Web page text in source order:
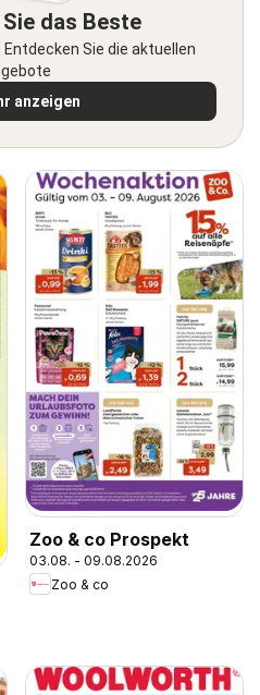
das Beste
Sie die aktuellen
anzeigen
Zoo & co Prospekt
03.08. - 09.08.2026
Zoo & co